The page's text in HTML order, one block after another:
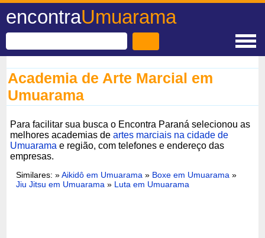
encontraUmuarama
Academia de Arte Marcial em
Umuarama
Para facilitar sua busca o Encontra Paraná selecionou as
melhores academias deartes marciais na cidade de
Umuarama e região, com telefones e endereço das
empresas.
Similares: »Aikidô em Umuarama » Boxe em Umuarama »
Jiu Jitsu em Umuarama » Luta em Umuarama